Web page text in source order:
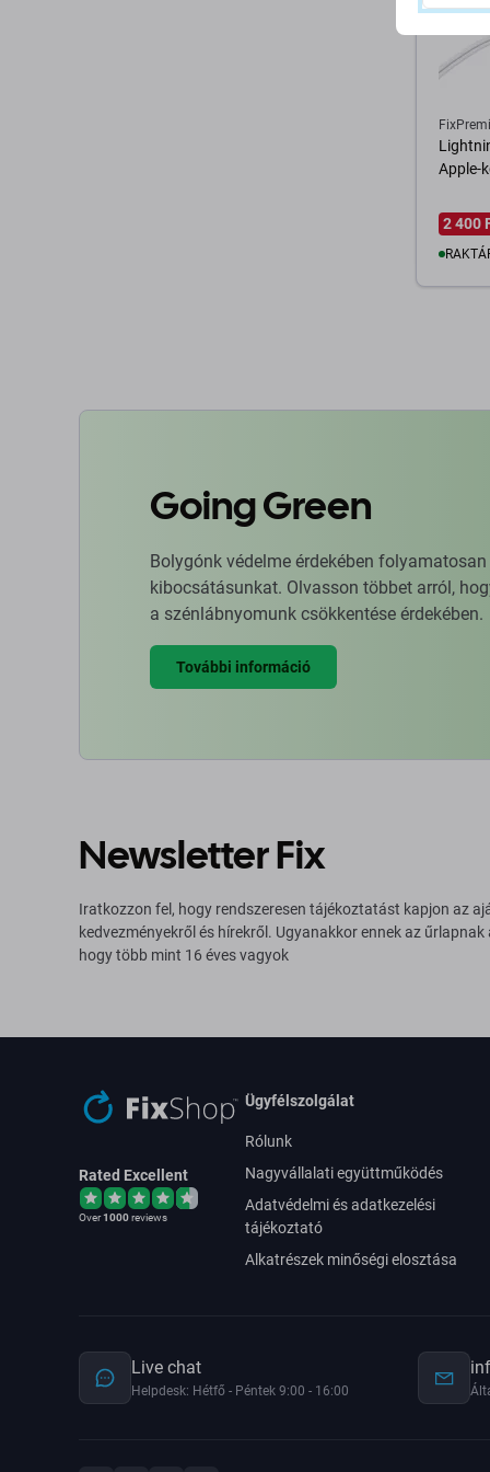
Apple-
2 400
Going Green
Bolygónk védelme érdekében
kibocsátásunkat. Olvasson többet arról,
a szénlábnyomunk csökkentése érdekében.
További információ
Newsletter Fix
Iratkozzon fel, hogy rendszeresen tájékoztatást kapjon az
kedvezményekről és hírekről. Ugyanakkor ennek az
hogy több mint 16 éves vagyok
Rated Excellent
Over1000reviews
Ügyfélszolgálat
Rólunk
Nagyvállalati együttműködés
Adatvédelmi és adatkezelési
tájékoztató
Alkatrészek minőségi elosztása
Live chat
Helpdesk: Hétfő - Péntek 9:00 - 16:00